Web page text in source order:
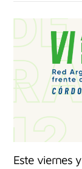
Este viernes